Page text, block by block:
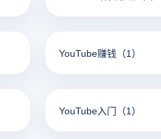
YouTube赚钱 （1）
YouTube入门 （1）